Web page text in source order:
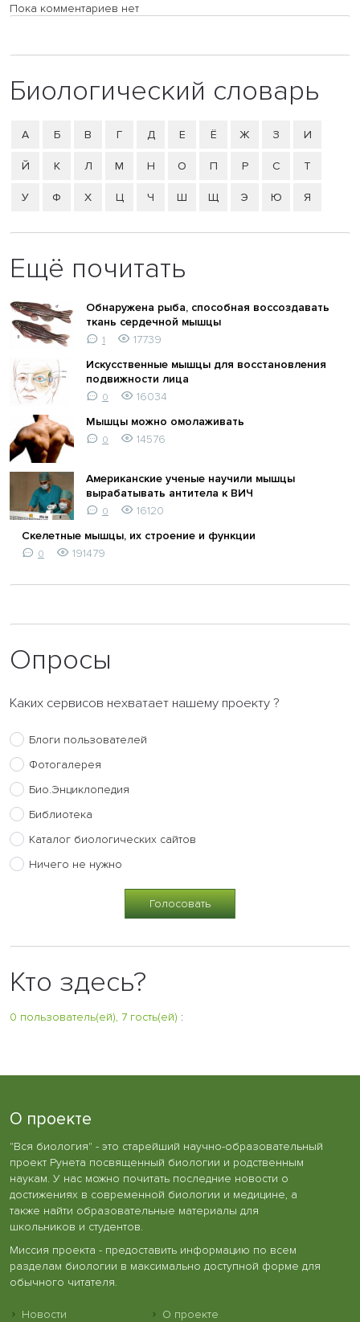
Пока комментариев нет
Биологический словарь
А Б В Г Д Е Ё Ж З И
Й К Л М Н О П Р С Т
У Ф Х Ц Ч Ш Щ Э Ю Я
Ещё почитать
Обнаружена рыба, способная воссоздавать
ткань сердечной мышцы
1
17739
Искусственные мышцы для восстановления
подвижности лица
0
16034
Мышцы можно омолаживать
0 14576
Американские ученые научили мышцы
вырабатывать антитела к ВИЧ
0
16120
Скелетные мышцы, их строение и функции
0 191479
Опросы
Каких сервисов нехватает нашему проекту ?
Блоги пользователей
Фотогалерея
Био.Энциклопедия
Библиотека
Каталог биологических сайтов
Ничего не нужно
Кто здесь?
0 пользователь(ей), 7 гость(ей) :
О проекте
"Вся биология" - это старейший научно-образовательный
проект Рунета посвященный биологии и родственным
наукам. У нас можно почитать последние новости о
достижениях в современной биологии и медицине, а
также найти образовательные материалы для
школьников и студентов.
Миссия проекта - предоставить информацию по всем
разделам биологии в максимально доступной форме для
обычного читателя.
Новости О проекте